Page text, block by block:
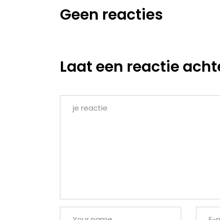
Geen reacties
Laat een reactie